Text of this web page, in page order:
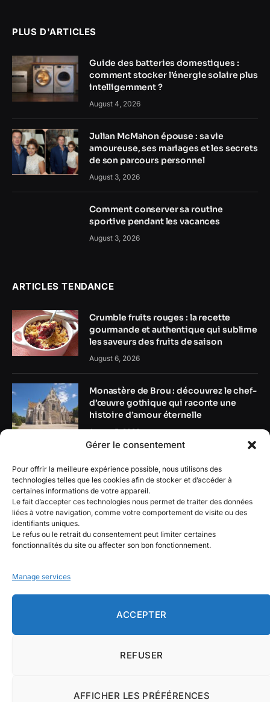
Gérer le consentement
Pour offrir la meilleure expérience possible, nous utilisons des
technologies telles que les cookies afin de stocker et d’accéder à
certaines informations de votre appareil.
Le fait d’accepter ces technologies nous permet de traiter des données
liées à votre navigation, comme votre comportement de visite ou des
identifiants uniques.
Le refus ou le retrait du consentement peut limiter certaines
fonctionnalités du site ou affecter son bon fonctionnement.
Manage services
ACCEPTER
REFUSER
AFFICHER LES PRÉFÉRENCES
PLUS D'ARTICLES
Guide des batteries domestiques :
comment stocker l’énergie solaire plus
intelligemment ?
August 4, 2026
Julian McMahon épouse : sa vie
amoureuse, ses mariages et les secrets
de son parcours personnel
August 3, 2026
Comment conserver sa routine
sportive pendant les vacances
August 3, 2026
ARTICLES TENDANCE
Crumble fruits rouges : la recette
gourmande et authentique qui sublime
les saveurs des fruits de saison
August 6, 2026
Monastère de Brou : découvrez le chef-
d’œuvre gothique qui raconte une
histoire d’amour éternelle
August 5, 2026
Revue de batteries solaires :
caractéristiques clés à vérifier avant
l’achat
August 4, 2026
CONDITIONS GÉNÉRALES D’UTILISATION